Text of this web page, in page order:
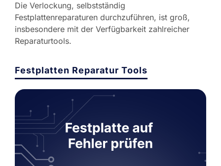
Die Verlockung, selbstständig
Festplattenreparaturen durchzuführen, ist groß,
insbesondere mit der Verfügbarkeit zahlreicher
Reparaturtools.
Festplatten Reparatur Tools